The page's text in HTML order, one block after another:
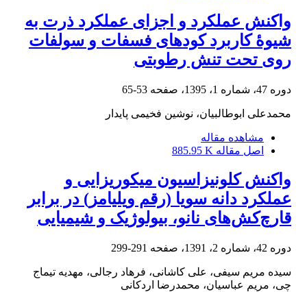
واکنش عملکرد و اجزای عملکرد ذرت به
شیوۀ کاربرد کود‌های فسفات و سولفات
روی تحت تنش رطوبتی
دوره 47، شماره 1، 1395، صفحه 53-65
محمدعلی ابوطالبیان، نوشین فخیمی پایدار
مشاهده مقاله
اصل مقاله 885.95 K
واکنش کلونیزاسیون میکوریزایی و
عملکرد دانه سویا (رقم ویلیامز) در برابر
قارچ‌کش‌های نانو، بیولوژیک و شیمیایی
دوره 42، شماره 2، 1391، صفحه 291-299
سیده مریم سیفی، علی کاشانی، فرهاد رجالی، مهدیه تیماج
چی، مریم عباسیان، محمدرضا اردکانی